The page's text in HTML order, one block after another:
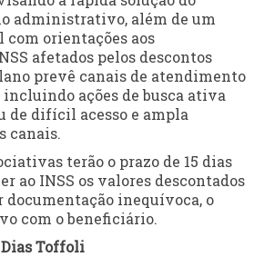
administrativo, além de um
com orientações aos
afetados pelos descontos
prevê canais de atendimento
incluindo ações de busca ativa
de difícil acesso e ampla
canais.
terão o prazo de 15 dias
ao INSS os valores descontados
documentação inequívoca, o
com o beneficiário.
Toffoli